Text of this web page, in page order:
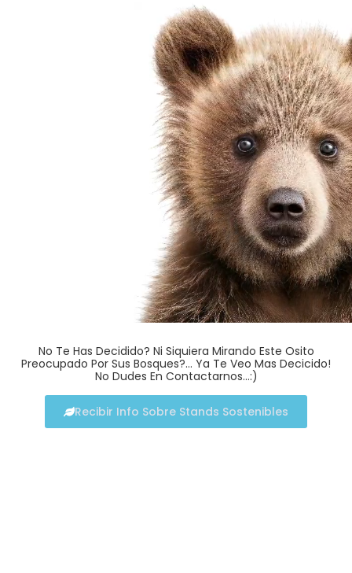
No Te Has Decidido? Ni Siquiera Mirando Este Osito
Preocupado Por Sus Bosques?… Ya Te Veo Mas Decicido!
No Dudes En Contactarnos…:)
Recibir Info Sobre Stands Sostenibles